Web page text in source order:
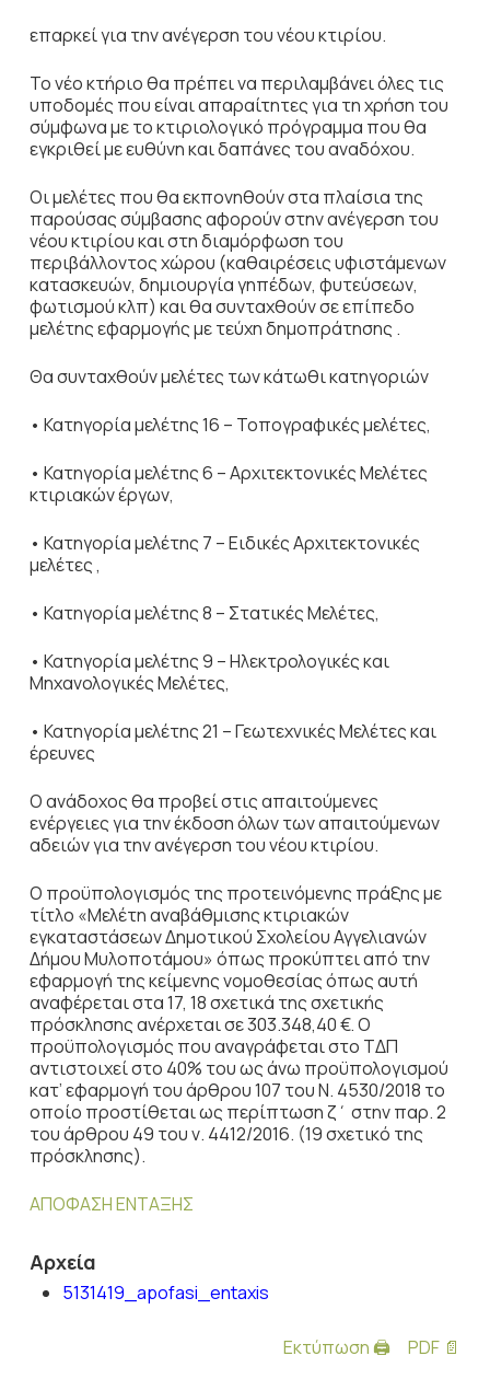
επαρκεί για την ανέγερση του νέου κτιρίου.
Το νέο κτήριο θα πρέπει να περιλαμβάνει όλες τις
υποδομές που είναι απαραίτητες για τη χρήση του
σύμφωνα με το κτιριολογικό πρόγραμμα που θα
εγκριθεί με ευθύνη και δαπάνες του αναδόχου.
Οι μελέτες που θα εκπονηθούν στα πλαίσια της
παρούσας σύμβασης αφορούν στην ανέγερση του
νέου κτιρίου και στη διαμόρφωση του
περιβάλλοντος χώρου (καθαιρέσεις υφιστάμενων
κατασκευών, δημιουργία γηπέδων, φυτεύσεων,
φωτισμού κλπ) και θα συνταχθούν σε επίπεδο
μελέτης εφαρμογής με τεύχη δημοπράτησης .
Θα συνταχθούν μελέτες των κάτωθι κατηγοριών
• Κατηγορία μελέτης 16 – Τοπογραφικές μελέτες,
• Κατηγορία μελέτης 6 – Αρχιτεκτονικές Μελέτες
κτιριακών έργων,
• Κατηγορία μελέτης 7 – Ειδικές Αρχιτεκτονικές
μελέτες ,
• Κατηγορία μελέτης 8 – Στατικές Μελέτες,
• Κατηγορία μελέτης 9 – Ηλεκτρολογικές και
Μηχανολογικές Μελέτες,
• Κατηγορία μελέτης 21 – Γεωτεχνικές Μελέτες και
έρευνες
Ο ανάδοχος θα προβεί στις απαιτούμενες
ενέργειες για την έκδοση όλων των απαιτούμενων
αδειών για την ανέγερση του νέου κτιρίου.
Ο προϋπολογισμός της προτεινόμενης πράξης με
τίτλο «Μελέτη αναβάθμισης κτιριακών
εγκαταστάσεων Δημοτικού Σχολείου Αγγελιανών
Δήμου Μυλοποτάμου» όπως προκύπτει από την
εφαρμογή της κείμενης νομοθεσίας όπως αυτή
αναφέρεται στα 17, 18 σχετικά της σχετικής
πρόσκλησης ανέρχεται σε 303.348,40 €. Ο
προϋπολογισμός που αναγράφεται στο ΤΔΠ
αντιστοιχεί στο 40% του ως άνω προϋπολογισμού
κατ’ εφαρμογή του άρθρου 107 του Ν. 4530/2018 το
οποίο προστίθεται ως περίπτωση ζ΄ στην παρ. 2
του άρθρου 49 του ν. 4412/2016. (19 σχετικό της
πρόσκλησης).
ΑΠΟΦΑΣΗ ΕΝΤΑΞΗΣ
Αρχεία
5131419_apofasi_entaxis
Εκτύπωση 🖨 PDF 📄